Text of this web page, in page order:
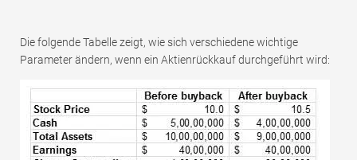
Die folgende Tabelle zeigt, wie sich verschiedene wichtige
Parameter ändern, wenn ein Aktienrückkauf durchgeführt wird: